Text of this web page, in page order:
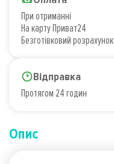
При отриманні
На карту Приват24
Безготівковий розрахунок
Відправка
Протягом 24 годин
Опис